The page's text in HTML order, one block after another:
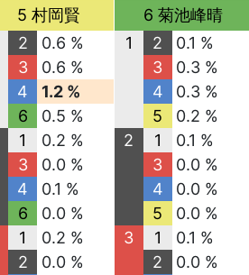
5 村岡賢
2
0.6 %
3
0.6 %
4
1.2 %
6
0.5 %
1
0.2 %
3
0.0 %
4
0.1 %
6
0.0 %
1
0.2 %
2
0.0 %
6 菊池峰晴
1
2
0.1 %
3
0.3 %
4
0.3 %
5
0.2 %
2
1
0.1 %
3
0.0 %
4
0.0 %
5
0.0 %
3
1
0.1 %
2
0.0 %